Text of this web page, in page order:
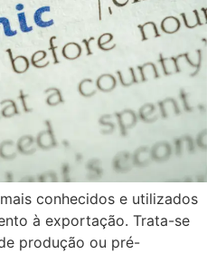
conhecidos e utilizados
à exportação. Trata-se
produção ou pré-